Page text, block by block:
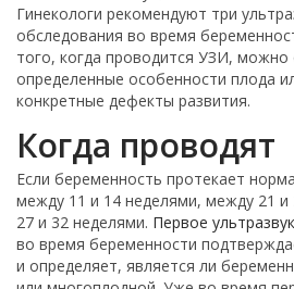
Гинекологи рекомендуют три
обследования во время
того, когда проводится УЗИ, можно
определенные особенности плода
конкретные дефекты развития.
Когда проводят
Если беременность протекает
между 11 и 14 неделями, между 21
27 и 32 неделями. Первое
во время беременности
и определяет, является ли